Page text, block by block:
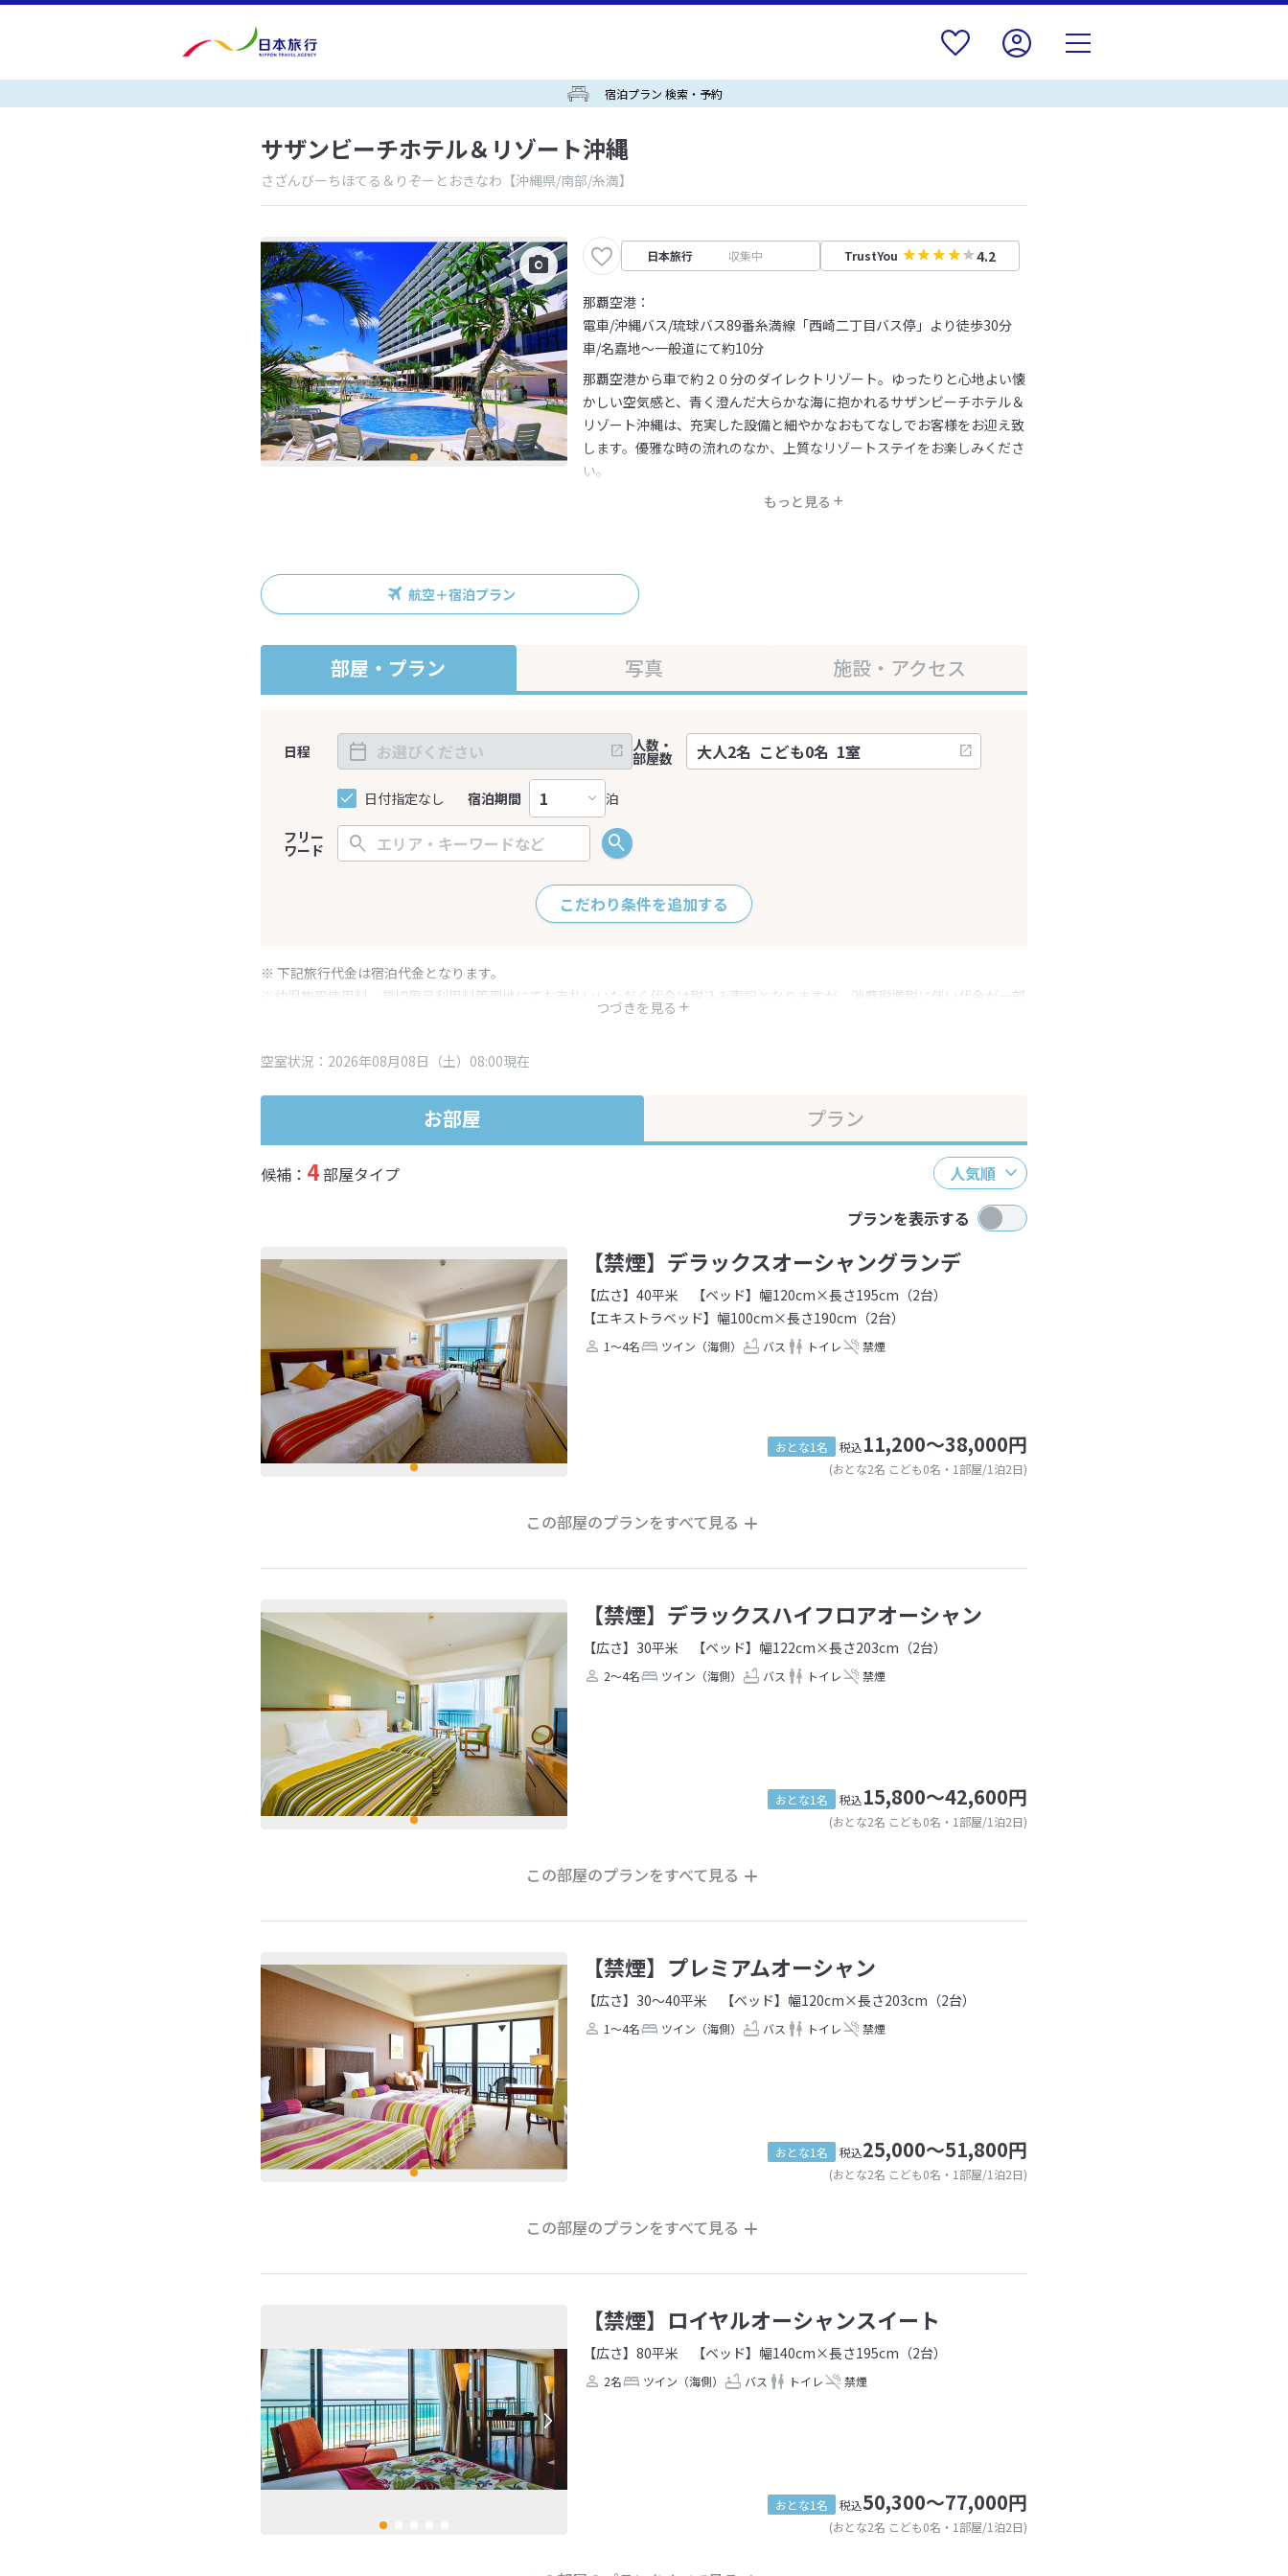
宿泊プラン 検索・予約
サザンビーチホテル＆リゾート沖縄
さざんびーちほてる＆りぞーとおきなわ 【沖縄県/南部/糸満】
日本旅行 収集中 TrustYou 4.2
那覇空港：
電車/沖縄バス/琉球バス89番糸満線「西崎二丁目バス停」より徒歩30分
車/名嘉地～一般道にて約10分
もっと見る
那覇空港から車で約２０分のダイレクトリゾート。ゆったりと心地よい懐
かしい空気感と、青く澄んだ大らかな海に抱かれるサザンビーチホテル＆
リゾート沖縄は、充実した設備と細やかなおもてなしでお客様をお迎え致
します。優雅な時の流れのなか、上質なリゾートステイをお楽しみくださ
い。
航空＋宿泊プラン
部屋・プラン 写真 施設・アクセス
日程
日付指定なし 宿泊期間 泊
人数・
部屋数
フリー
ワード
こだわり条件を追加する
つづきを見る
※ 下記旅行代金は宿泊代金となります。
※幼児施設使用料、貸切風呂利用料等現地にてお支払いいただく代金は税込み表記となりますが、消費税増税に伴い代金が一部
空室状況：2026年08月08日（土）08:00現在
お部屋 プラン
候補： 4部屋タイプ
人気順
プランを表示する
【禁煙】デラックスオーシャングランデ
【広さ】40平米
【ベッド】幅120cm×長さ195cm（2台）
【エキストラベッド】幅100cm×長さ190cm（2台）
1～4名 ツイン（海側） バス トイレ 禁煙
おとな1名 税込11,200～38,000円
(おとな2名 こども0名・1部屋/1泊2日)
この部屋のプランをすべて見る
【禁煙】デラックスハイフロアオーシャン
【広さ】30平米 【ベッド】幅122cm×長さ203cm（2台）
2～4名 ツイン（海側） バス トイレ 禁煙
おとな1名 税込15,800～42,600円
(おとな2名 こども0名・1部屋/1泊2日)
この部屋のプランをすべて見る
【禁煙】プレミアムオーシャン
【広さ】30～40平米 【ベッド】幅120cm×長さ203cm（2台）
1～4名 ツイン（海側） バス トイレ 禁煙
おとな1名 税込25,000～51,800円
(おとな2名 こども0名・1部屋/1泊2日)
この部屋のプランをすべて見る
【禁煙】ロイヤルオーシャンスイート
【広さ】80平米 【ベッド】幅140cm×長さ195cm（2台）
2名 ツイン（海側） バス トイレ 禁煙
おとな1名 税込50,300～77,000円
(おとな2名 こども0名・1部屋/1泊2日)